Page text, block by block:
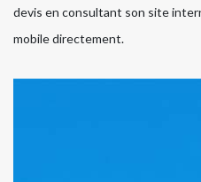
devis en consultant son site
mobile directement.